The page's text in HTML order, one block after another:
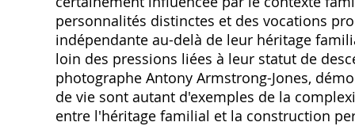
personnalités distinctes et des vocations
indépendante au-delà de leur héritage
loin des pressions liées à leur statut de
photographe Antony Armstrong-Jones,
de vie sont autant d'exemples de la
entre l'héritage familial et la construction